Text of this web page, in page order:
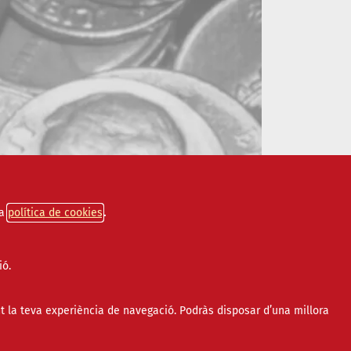
política de cookies
teva experiència de navegació. Podràs disposar d’una millora